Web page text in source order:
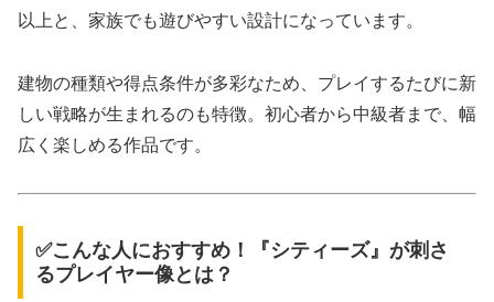
以上と、家族でも遊びやすい設計になっています。
建物の種類や得点条件が多彩なため、プレイするたびに新
しい戦略が生まれるのも特徴。初心者から中級者まで、幅
広く楽しめる作品です。
✅こんな人におすすめ！『シティーズ』が刺さ
るプレイヤー像とは？